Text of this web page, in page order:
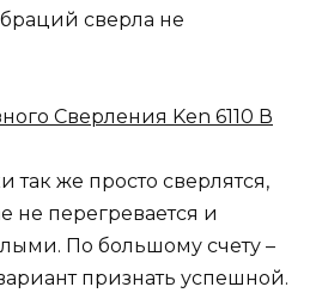
сверла не
Сверления Ken 6110 В
так же просто сверлятся,
не перегревается и
По большому счету –
признать успешной.